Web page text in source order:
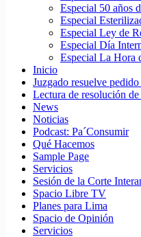
Especial 50 años
Especial
Especial Ley de
Especial Día
Especial La Hora
Inicio
Juzgado resuelve
Lectura de resolución
News
Noticias
Podcast: Pa´Consumir
Qué Hacemos
Sample Page
Servicios
Sesión de la Corte
Spacio Libre TV
Planes para Lima
Spacio de Opinión
Servicios